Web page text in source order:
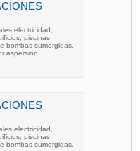
electricidad,
piscinas
bombas sumergidas,
aspersion,
electricidad,
piscinas
bombas sumergidas,